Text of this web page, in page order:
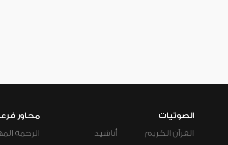
الصوتيات
القرآن الكريم
أناشيد
محاور
الرحمة